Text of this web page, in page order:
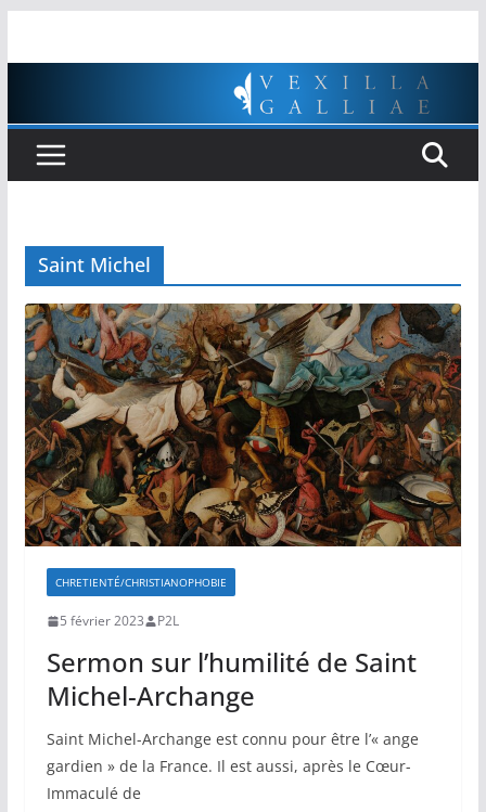
Saint Michel
CHRETIENTÉ/CHRISTIANOPHOBIE
5 février 2023 P2L
Sermon sur l’humilité de Saint
Michel-Archange
Saint Michel-Archange est connu pour être l’« ange
gardien » de la France. Il est aussi, après le Cœur-
Immaculé de